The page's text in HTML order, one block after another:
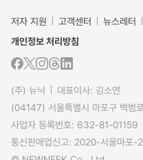
저자 지원 고객센터 뉴스레터
개인정보 처리방침
(주) 뉴닉
대표이사: 김소연
(04147) 서울특별시 마포구 백범
사업자 등록번호: 632-81-01159
통신판매업신고: 2020-서울마포-